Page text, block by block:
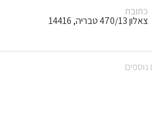
כתובת
צאלון 470/13 טבריה, 14416